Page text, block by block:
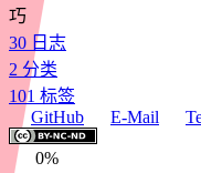
巧
30 日志
2 分类
101 标签
GitHub
E-Mail
0%